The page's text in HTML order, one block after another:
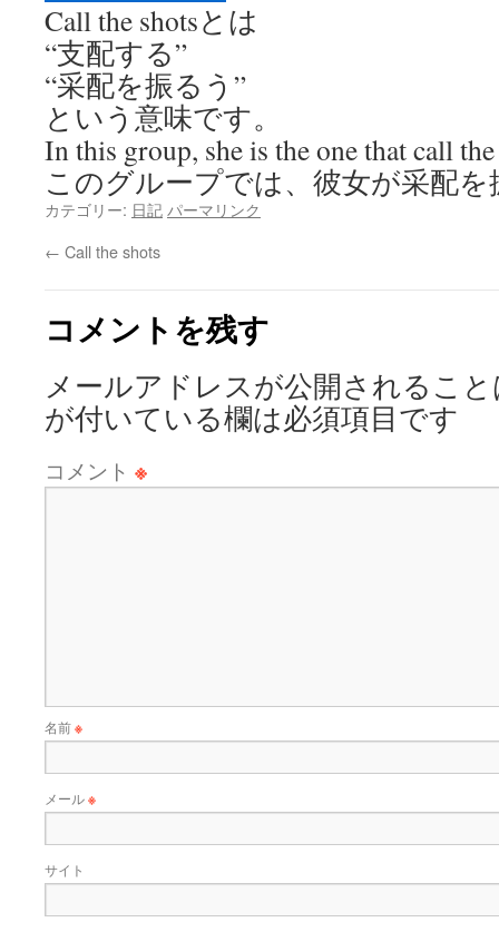
Call the shotsとは
“支配する”
“采配を振るう”
という意味です。
In this group, she is the one that call
このグループでは、彼女が采配
カテゴリー: 日記 パーマリンク
← Call the shots
コメントを残す
メールアドレスが公開されるこ
が付いている欄は必須項目です
コメント ※
名前※
メール※
サイト